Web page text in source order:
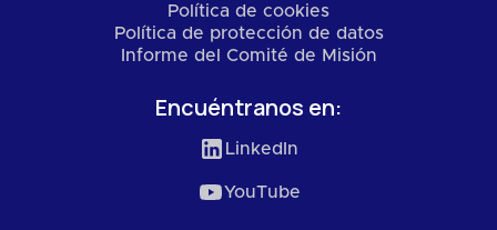
Política de cookies
Política de protección de datos
Informe del Comité de Misión
Encuéntranos en:
LinkedIn
YouTube